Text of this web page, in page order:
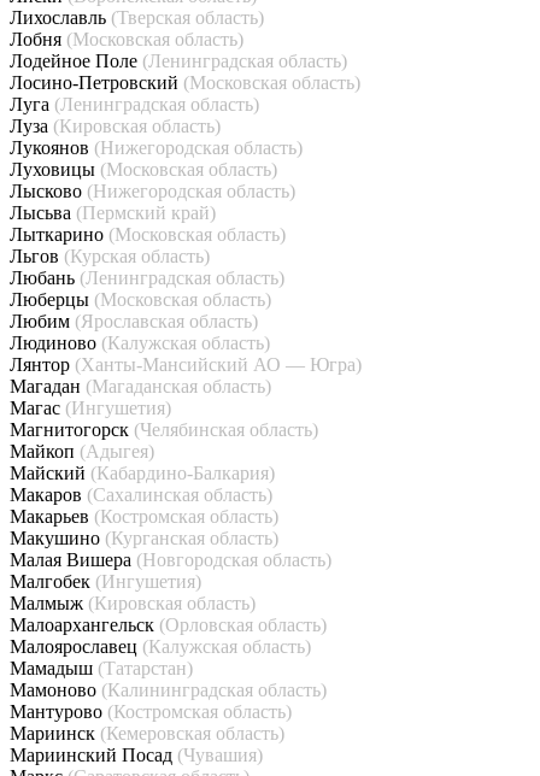
Лихославль (Тверская область)
Лобня (Московская область)
Лодейное Поле (Ленинградская область)
Лосино-Петровский (Московская область)
Луга (Ленинградская область)
Луза (Кировская область)
Лукоянов (Нижегородская область)
Луховицы (Московская область)
Лысково (Нижегородская область)
Лысьва (Пермский край)
Лыткарино (Московская область)
Льгов (Курская область)
Любань (Ленинградская область)
Люберцы (Московская область)
Любим (Ярославская область)
Людиново (Калужская область)
Лянтор (Ханты-Мансийский АО — Югра)
Магадан (Магаданская область)
Магас (Ингушетия)
Магнитогорск (Челябинская область)
Майкоп (Адыгея)
Майский (Кабардино-Балкария)
Макаров (Сахалинская область)
Макарьев (Костромская область)
Макушино (Курганская область)
Малая Вишера (Новгородская область)
Малгобек (Ингушетия)
Малмыж (Кировская область)
Малоархангельск (Орловская область)
Малоярославец (Калужская область)
Мамадыш (Татарстан)
Мамоново (Калининградская область)
Мантурово (Костромская область)
Мариинск (Кемеровская область)
Мариинский Посад (Чувашия)